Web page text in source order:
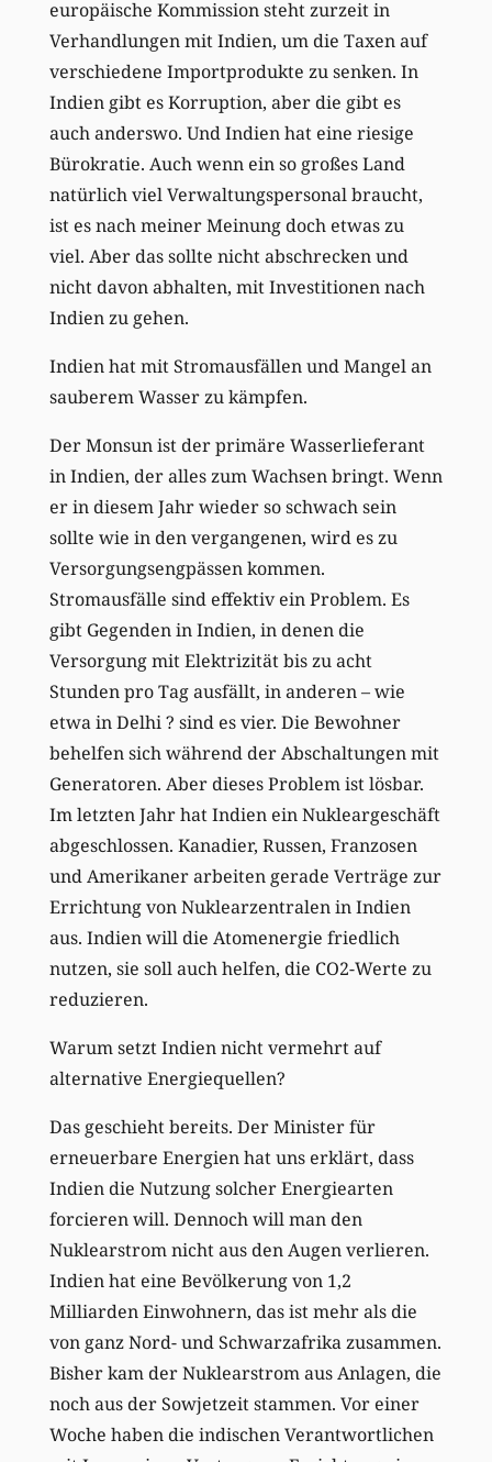
europäische Kommission steht zurzeit in
Verhandlungen mit Indien, um die Taxen auf
verschiedene Importprodukte zu senken. In
Indien gibt es Korruption, aber die gibt es
auch anderswo. Und Indien hat eine riesige
Bürokratie. Auch wenn ein so großes Land
natürlich viel Verwaltungspersonal braucht,
ist es nach meiner Meinung doch etwas zu
viel. Aber das sollte nicht abschrecken und
nicht davon abhalten, mit Investitionen nach
Indien zu gehen.
Indien hat mit Stromausfällen und Mangel an
sauberem Wasser zu kämpfen.
Der Monsun ist der primäre Wasserlieferant
in Indien, der alles zum Wachsen bringt. Wenn
er in diesem Jahr wieder so schwach sein
sollte wie in den vergangenen, wird es zu
Versorgungsengpässen kommen.
Stromausfälle sind effektiv ein Problem. Es
gibt Gegenden in Indien, in denen die
Versorgung mit Elektrizität bis zu acht
Stunden pro Tag ausfällt, in anderen – wie
etwa in Delhi ? sind es vier. Die Bewohner
behelfen sich während der Abschaltungen mit
Generatoren. Aber dieses Problem ist lösbar.
Im letzten Jahr hat Indien ein Nukleargeschäft
abgeschlossen. Kanadier, Russen, Franzosen
und Amerikaner arbeiten gerade Verträge zur
Errichtung von Nuklearzentralen in Indien
aus. Indien will die Atomenergie friedlich
nutzen, sie soll auch helfen, die CO2-Werte zu
reduzieren.
Warum setzt Indien nicht vermehrt auf
alternative Energiequellen?
Das geschieht bereits. Der Minister für
erneuerbare Energien hat uns erklärt, dass
Indien die Nutzung solcher Energiearten
forcieren will. Dennoch will man den
Nuklearstrom nicht aus den Augen verlieren.
Indien hat eine Bevölkerung von 1,2
Milliarden Einwohnern, das ist mehr als die
von ganz Nord- und Schwarzafrika zusammen.
Bisher kam der Nuklearstrom aus Anlagen, die
noch aus der Sowjetzeit stammen. Vor einer
Woche haben die indischen Verantwortlichen